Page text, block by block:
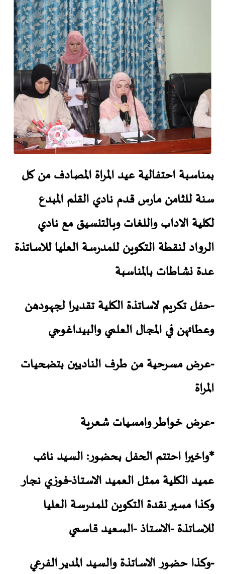
بمناسبة احتفالية عيد المراة المصادف من كل
سنة للثامن مارس قدم نادي القلم المبدع
لكلية الاداب واللغات وبالتنسيق مع نادي
الرواد لنقطة التكوين للمدرسة العليا للاساتذة
عدة نشاطات بالمناسبة
-حفل تكريم لاساتذة الكلية تقديرا لجهودهن
وعطائهن في المجال العلمي والبيداغوجي
-عرض مسرحية من طرف الناديين بتضحيات
المراة
-عرض خواطر وامسيات شعرية
*واخيرا احتتم الحفل بحضور: السيد نائب
عميد الكلية ممثل العميد الاستاذ-فوزي نجار
وكذا مسير نقدة التكوين للمدرسة العليا
للاساتذة -الاستاذ -السعيد قاسمي
-وكذا حضور الاساتذة والسيد المدير الفرعي